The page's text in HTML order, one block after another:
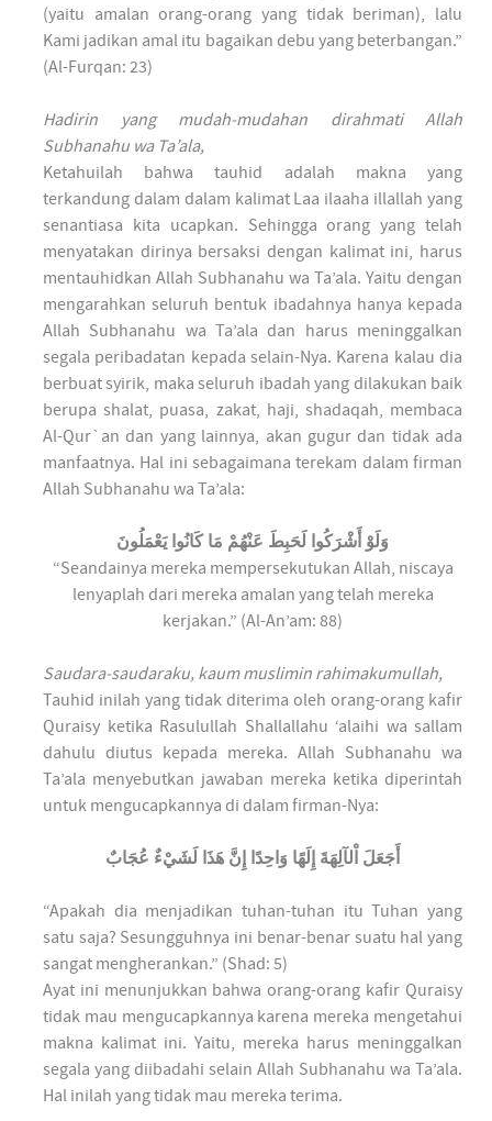
(yaitu amalan orang-orang yang tidak beriman), lalu
Kami jadikan amal itu bagaikan debu yang beterbangan.”
(Al-Furqan: 23)
Hadirin yang mudah-mudahan dirahmati Allah
Subhanahu wa Ta’ala,
Ketahuilah bahwa tauhid adalah makna yang
terkandung dalam dalam kalimat Laa ilaaha illallah yang
senantiasa kita ucapkan. Sehingga orang yang telah
menyatakan dirinya bersaksi dengan kalimat ini, harus
mentauhidkan Allah Subhanahu wa Ta’ala. Yaitu dengan
mengarahkan seluruh bentuk ibadahnya hanya kepada
Allah Subhanahu wa Ta’ala dan harus meninggalkan
segala peribadatan kepada selain-Nya. Karena kalau dia
berbuat syirik, maka seluruh ibadah yang dilakukan baik
berupa shalat, puasa, zakat, haji, shadaqah, membaca
Al-Qur`an dan yang lainnya, akan gugur dan tidak ada
manfaatnya. Hal ini sebagaimana terekam dalam firman
Allah Subhanahu wa Ta’ala:
وَلَوْ أَشْرَكُوا لَحَبِطَ عَنْهُمْ مَا كَانُوا يَعْمَلُونَ
“Seandainya mereka mempersekutukan Allah, niscaya
lenyaplah dari mereka amalan yang telah mereka
kerjakan.” (Al-An’am: 88)
Saudara-saudaraku, kaum muslimin rahimakumullah,
Tauhid inilah yang tidak diterima oleh orang-orang kafir
Quraisy ketika Rasulullah Shallallahu ‘alaihi wa sallam
dahulu diutus kepada mereka. Allah Subhanahu wa
Ta’ala menyebutkan jawaban mereka ketika diperintah
untuk mengucapkannya di dalam firman-Nya:
أَجَعَلَ اْلآلِهَةَ إِلَهًا وَاحِدًا إِنَّ هَذَا لَشَيْءٌ عُجَابٌ
“Apakah dia menjadikan tuhan-tuhan itu Tuhan yang
satu saja? Sesungguhnya ini benar-benar suatu hal yang
sangat mengherankan.” (Shad: 5)
Ayat ini menunjukkan bahwa orang-orang kafir Quraisy
tidak mau mengucapkannya karena mereka mengetahui
makna kalimat ini. Yaitu, mereka harus meninggalkan
segala yang diibadahi selain Allah Subhanahu wa Ta’ala.
Hal inilah yang tidak mau mereka terima.